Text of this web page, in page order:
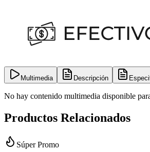
Multimedia Descripción
No hay contenido multimedia disponible
Productos Relacionados
Súper Promo